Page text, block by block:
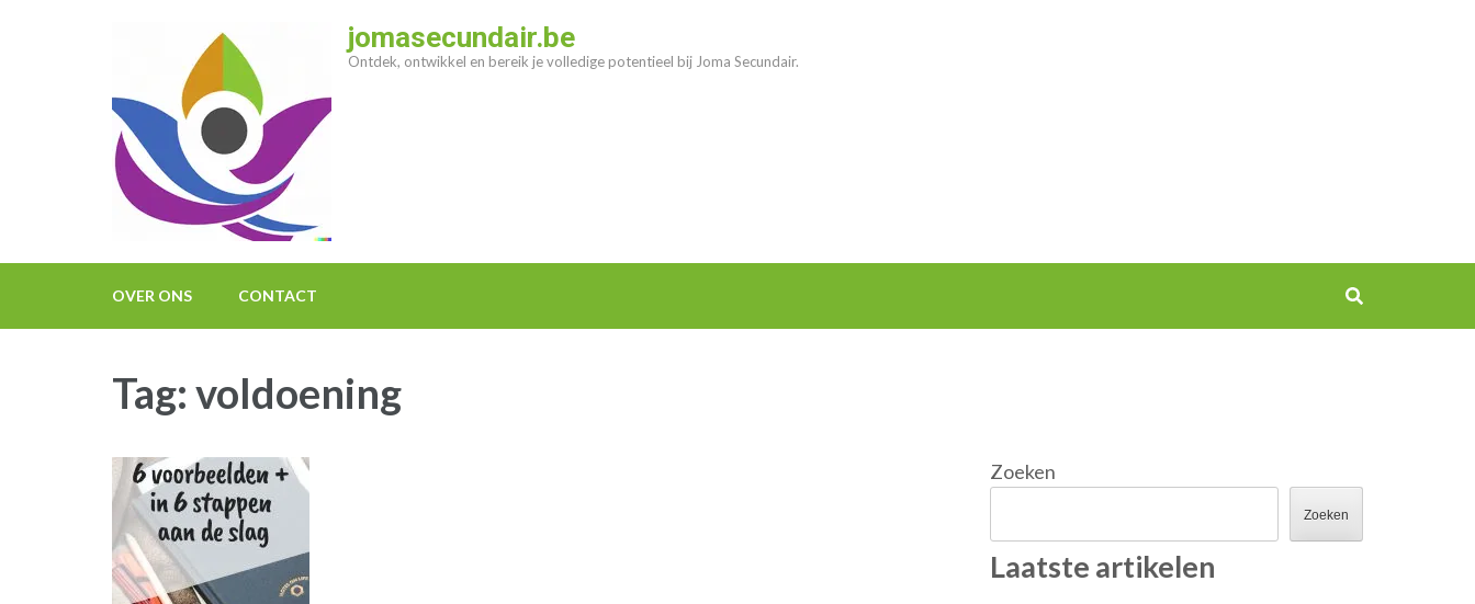
jomasecundair.be
Ontdek, ontwikkel en bereik je volledige potentieel bij Joma Secundair.
OVER ONS CONTACT
Tag:voldoening
Zoeken
Zoeken
Laatste artikelen